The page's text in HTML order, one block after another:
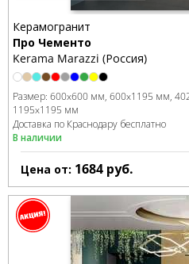
Керамогранит
Про Чементо
Kerama Marazzi (Россия)
Размер: 600x600 мм 600x1195 мм
1195x1195 мм
Доставка по Краснодару бесплатно
В наличии
Цена от: 1684 руб.